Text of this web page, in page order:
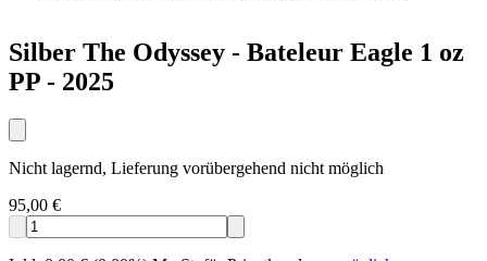
Silber The Odyssey - Bateleur Eagle 1 oz
PP - 2025
Nicht lagernd, Lieferung vorübergehend nicht möglich
95,00 €